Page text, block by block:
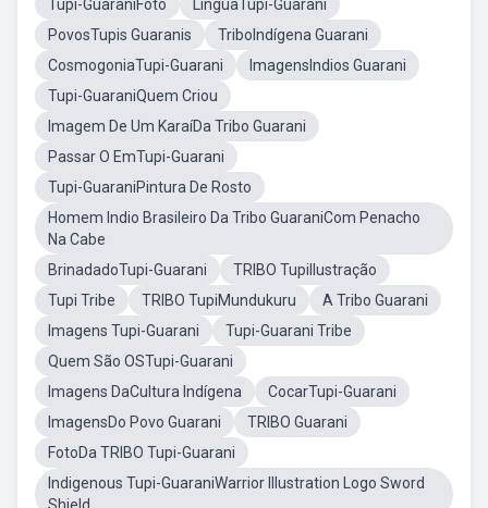
Tupi-GuaraniFoto
LínguaTupi-Guarani
PovosTupis Guaranis
TriboIndígena Guarani
CosmogoniaTupi-Guarani
ImagensIndios Guarani
Tupi-GuaraniQuem Criou
Imagem De Um KaraíDa Tribo Guarani
Passar O EmTupi-Guarani
Tupi-GuaraniPintura De Rosto
Homem Indio Brasileiro Da Tribo GuaraniCom Penacho
Na Cabe
BrinadadoTupi-Guarani
TRIBO TupiIlustração
Tupi Tribe
TRIBO TupiMundukuru
A Tribo Guarani
Imagens Tupi-Guarani
Tupi-Guarani Tribe
Quem São OSTupi-Guarani
Imagens DaCultura Indígena
CocarTupi-Guarani
ImagensDo Povo Guarani
TRIBO Guarani
FotoDa TRIBO Tupi-Guarani
Indigenous Tupi-GuaraniWarrior Illustration Logo Sword